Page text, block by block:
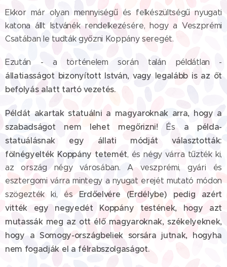
Ekkor már olyan mennyiségű és felkészültségű nyugati
katona állt Istvánék rendelkezésére, hogy a Veszprémi
Csatában le tudták győzni Koppány seregét.
Ezután - a történelem során talán példátlan -
állatiasságot bizonyított István, vagy legalább is az őt
befolyás alatt tartó vezetés.
Példát akartak statuálni a magyaroknak arra, hogy a
szabadságot nem lehet megőrizni!És a példa-
statuálásnak egy állati módját választották:
fölnégyelték Koppány tetemét, és négy várra tűzték ki,
az ország négy városában. A veszprémi, gyári és
esztergomi várra mintegy a nyugat erejét mutató módon
szögezték ki, és Erdőelvére (Erdélybe) pedig azért
vitték egy negyedét Koppány testének, hogy azt
mutassák meg az ott élő magyaroknak, székelyeknek,
hogy a Somogy-országbeliek sorsára jutnak, hogyha
nem fogadják el a félrabszolgaságot.